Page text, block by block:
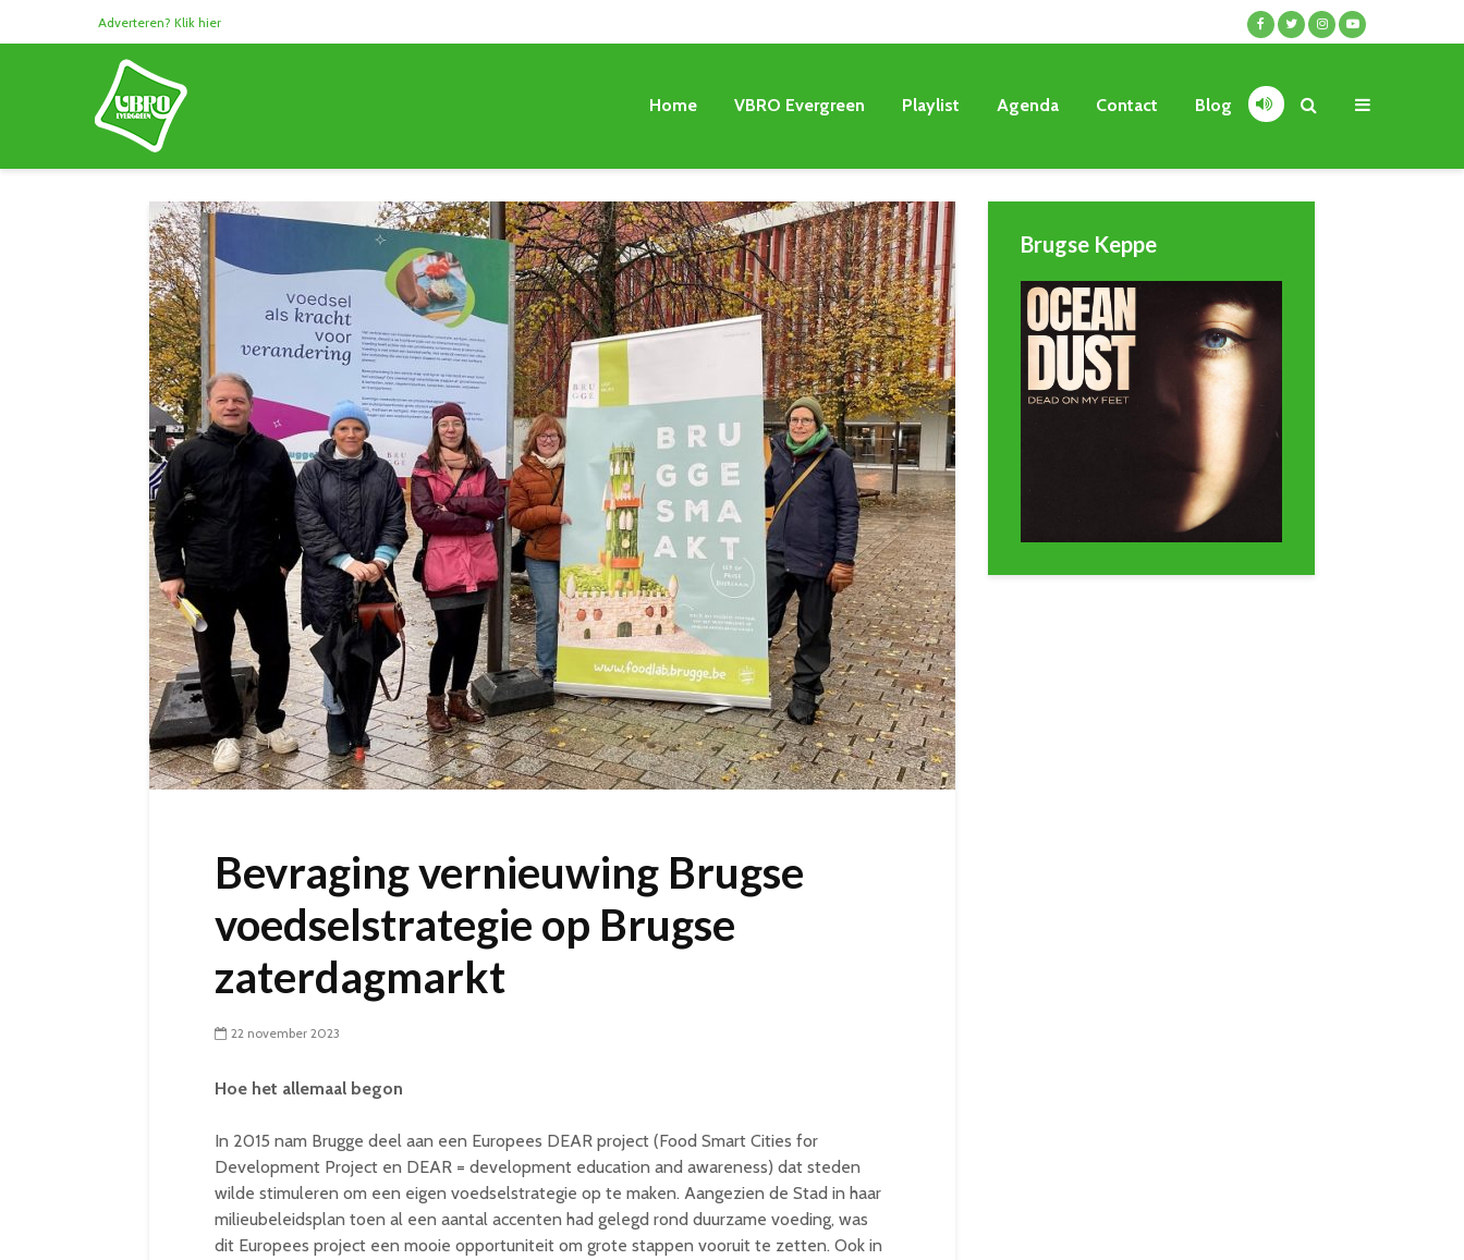
Adverteren? Klik hier
Home VBRO Evergreen Playlist Agenda Contact Blog
Bevraging vernieuwing Brugse
voedselstrategie op Brugse
zaterdagmarkt
22 november 2023
Hoe het allemaal begon
In 2015 nam Brugge deel aan een Europees DEAR project (Food Smart Cities for
Development Project en DEAR = development education and awareness) dat steden
wilde stimuleren om een eigen voedselstrategie op te maken. Aangezien de Stad in haar
milieubeleidsplan toen al een aantal accenten had gelegd rond duurzame voeding, was
dit Europees project een mooie opportuniteit om grote stappen vooruit te zetten. Ook in
Brugse Keppe